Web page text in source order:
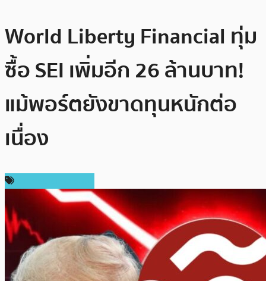
World Liberty Financial ทุ่ม
ซื้อ SEI เพิ่มอีก 26 ล้านบาท!
แม้พอร์ตยังขาดทุนหนักต่อ
เนื่อง